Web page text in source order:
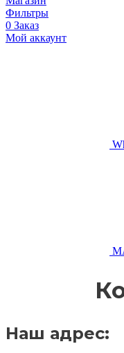
Фильтры
0 Заказ
Мой аккаунт
Наш адрес: